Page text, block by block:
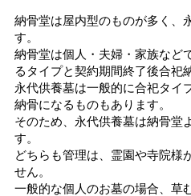
納骨堂は屋内型のものが多く、
す。
納骨堂は個人・夫婦・家族など
るタイプと契約期間終了後合祀
永代供養墓は一般的に合祀タイ
納骨になるものもあります。
そのため、永代供養墓は納骨堂
す。
どちらも管理は、霊園や寺院様
せん。
一般的な個人のお墓の場合、草